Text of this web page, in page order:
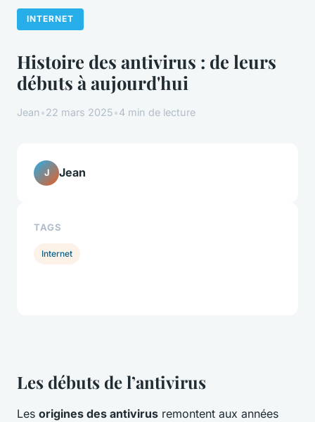
INTERNET
Histoire des antivirus : de leurs
débuts à aujourd'hui
Jean•22 mars 2025•4 min de lecture
Les débuts de l’antivirus
Les origines des antivirus remontent aux années
J Jean
TAGS
Internet